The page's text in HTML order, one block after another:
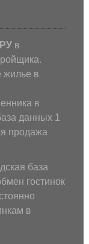
в
жилье в
в
данных 1
продажа
база
гостинок
в